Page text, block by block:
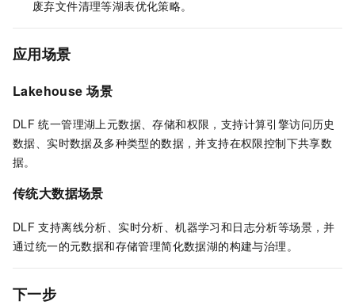
废弃文件清理等湖表优化策略。
应用场景
Lakehouse 场景
DLF 统一管理湖上元数据、存储和权限，支持计算引擎访问历史
数据、实时数据及多种类型的数据，并支持在权限控制下共享数
据。
传统大数据场景
DLF 支持离线分析、实时分析、机器学习和日志分析等场景，并
通过统一的元数据和存储管理简化数据湖的构建与治理。
下一步